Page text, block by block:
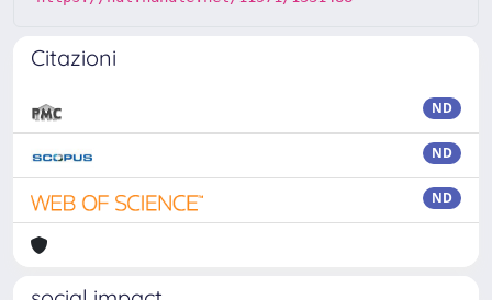
Citazioni
ND
ND
ND